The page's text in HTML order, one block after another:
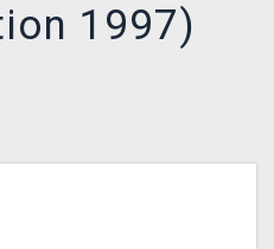
1997)